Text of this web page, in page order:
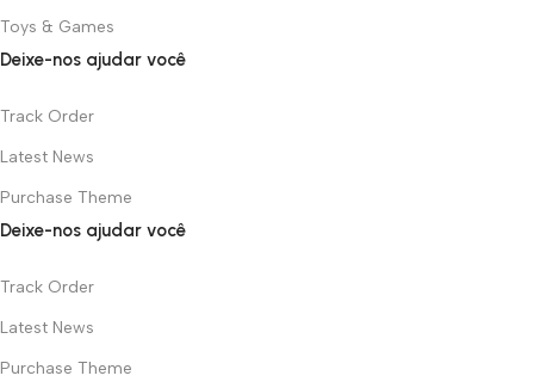
Toys & Games
Deixe-nos ajudar você
Track Order
Latest News
Purchase Theme
Deixe-nos ajudar você
Track Order
Latest News
Purchase Theme